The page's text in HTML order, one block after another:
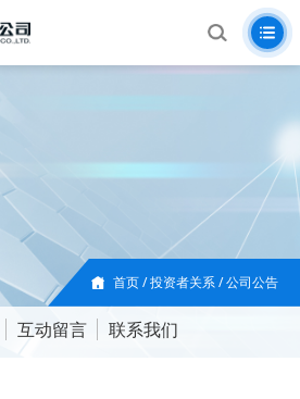
互动留言 联系我们
首页/投资者关系/公司公告